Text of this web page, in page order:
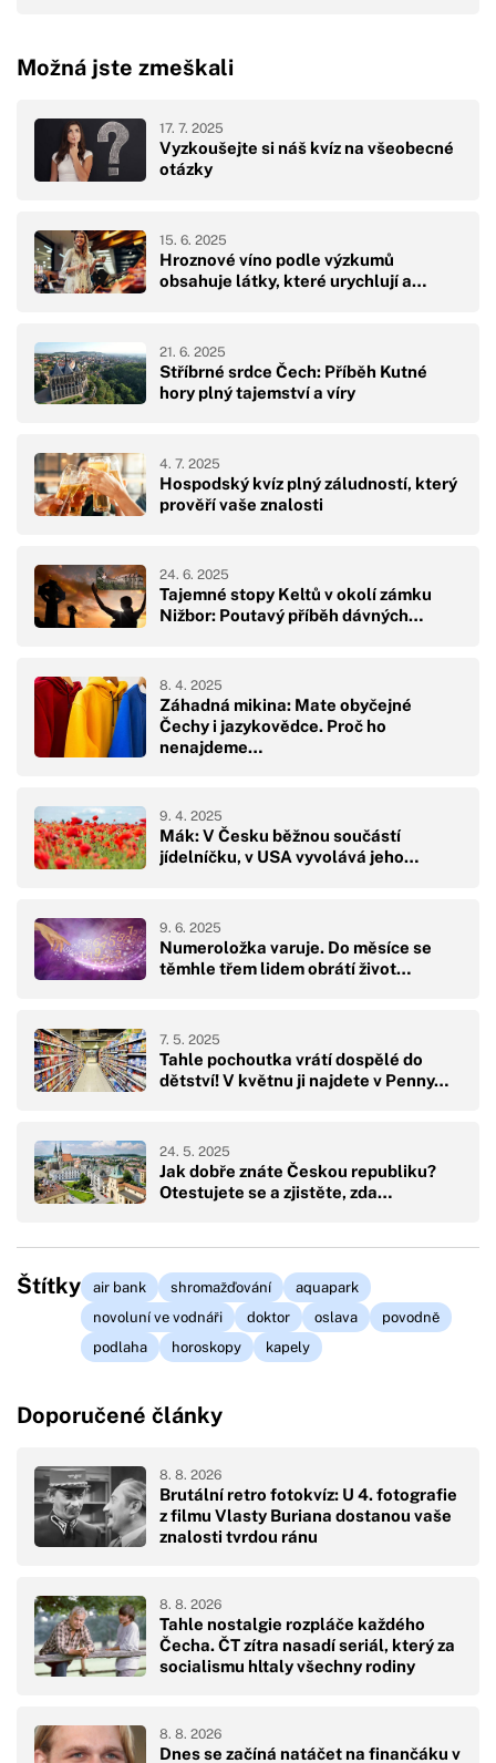
Možná jste zmeškali
Vyzkoušejte si náš kvíz na všeobecné
otázky
17. 7. 2025
Hroznové víno podle výzkumů
obsahuje látky, které urychlují a…
15. 6. 2025
Stříbrné srdce Čech: Příběh Kutné
hory plný tajemství a víry
21. 6. 2025
Hospodský kvíz plný záludností, který
prověří vaše znalosti
4. 7. 2025
Tajemné stopy Keltů v okolí zámku
Nižbor: Poutavý příběh dávných…
24. 6. 2025
Záhadná mikina: Mate obyčejné
Čechy i jazykovědce. Proč ho
nenajdeme…
8. 4. 2025
Mák: V Česku běžnou součástí
jídelníčku, v USA vyvolává jeho…
9. 4. 2025
Numeroložka varuje. Do měsíce se
těmhle třem lidem obrátí život…
9. 6. 2025
Tahle pochoutka vrátí dospělé do
dětství! V květnu ji najdete v Penny…
7. 5. 2025
Jak dobře znáte Českou republiku?
Otestujete se a zjistěte, zda…
24. 5. 2025
Štítky air bank shromažďování
aquapark
novoluní ve vodnáři
doktor oslava
povodně
podlaha
horoskopy kapely
Doporučené články
Brutální retro fotokvíz: U 4. fotografie
z filmu Vlasty Buriana dostanou vaše
znalosti tvrdou ránu
8. 8. 2026
Tahle nostalgie rozpláče každého
Čecha. ČT zítra nasadí seriál, který za
socialismu hltaly všechny rodiny
8. 8. 2026
Dnes se začíná natáčet na finančáku v
8. 8. 2026